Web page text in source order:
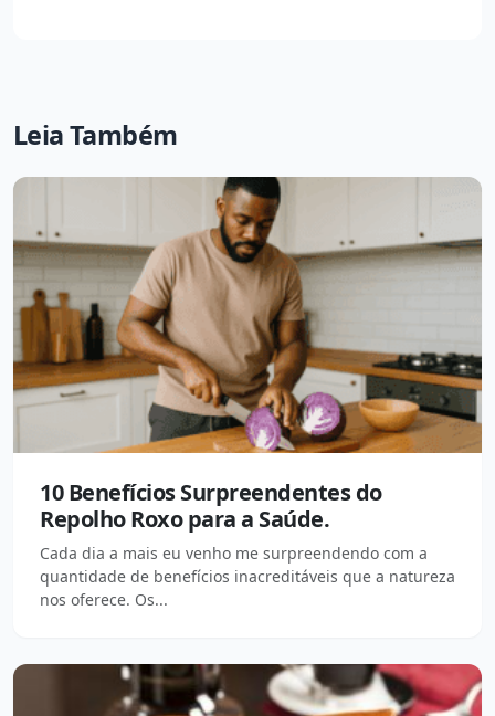
Leia Também
10 Benefícios Surpreendentes do
Repolho Roxo para a Saúde.
Cada dia a mais eu venho me surpreendendo com a
quantidade de benefícios inacreditáveis que a natureza
nos oferece. Os...